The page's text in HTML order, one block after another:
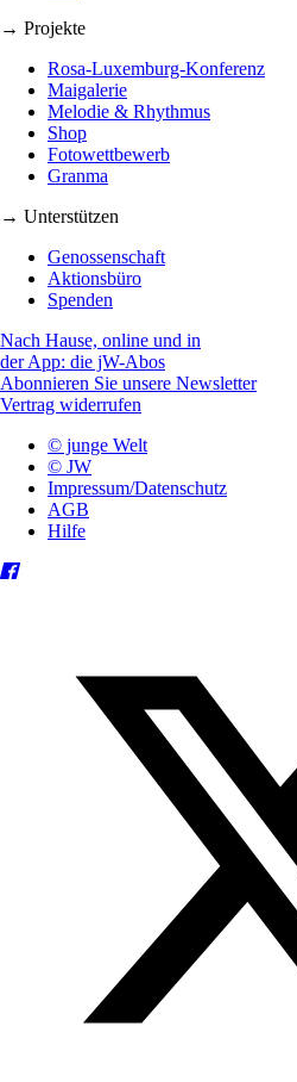
→ Projekte
Rosa-Luxemburg-Konferenz
Maigalerie
Melodie & Rhythmus
Shop
Fotowettbewerb
Granma
→ Unterstützen
Genossenschaft
Aktionsbüro
Spenden
Nach Hause, online und in
der App: die jW-Abos
Abonnieren Sie unsere Newsletter
Vertrag widerrufen
© junge Welt
© JW
Impressum/Datenschutz
AGB
Hilfe